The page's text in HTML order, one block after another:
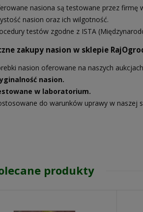
nasiona są testowane przez firmę
nasion oraz ich wilgotność.
testów zgodne z ISTA
zakupy nasion w sklepie
nasion oferowane na naszych
nasion.
w laboratorium.
do warunków uprawy w naszej
produkty